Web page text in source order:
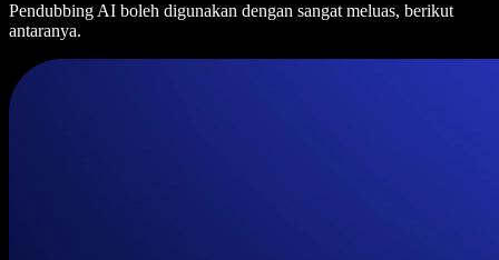
Pendubbing AI boleh digunakan dengan sangat meluas, berikut
antaranya.